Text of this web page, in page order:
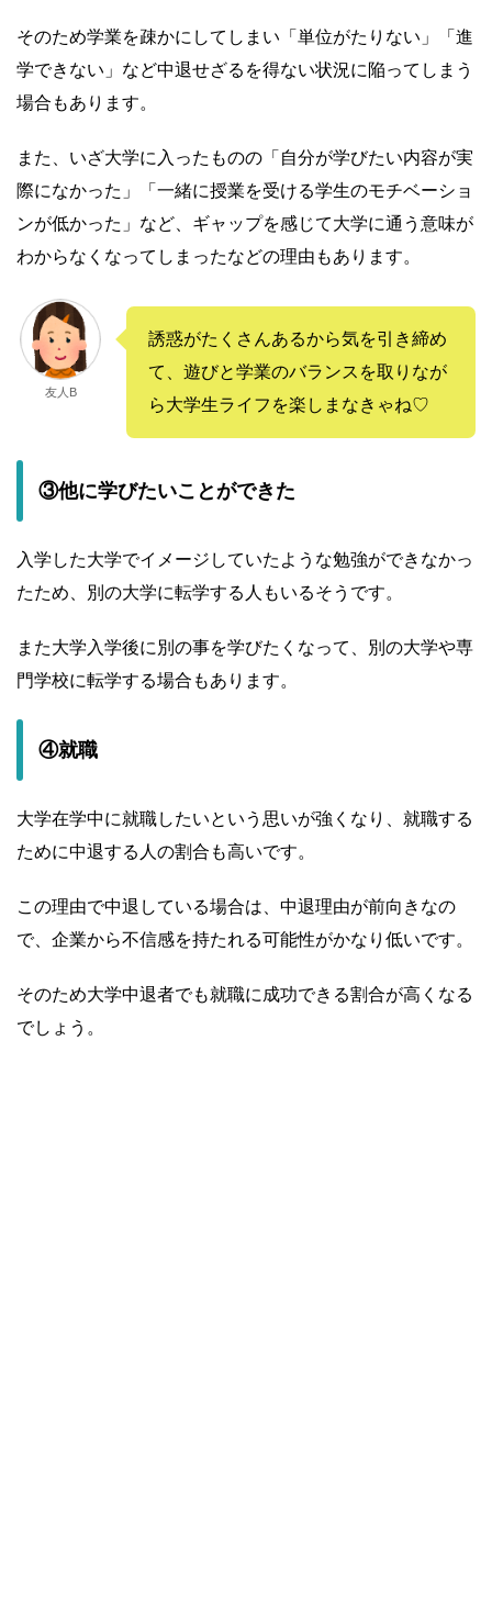
そのため学業を疎かにしてしまい「単位がたりない」「進
学できない」など中退せざるを得ない状況に陥ってしまう
場合もあります。
また、いざ大学に入ったものの「自分が学びたい内容が実
際になかった」「一緒に授業を受ける学生のモチベーショ
ンが低かった」など、ギャップを感じて大学に通う意味が
わからなくなってしまったなどの理由もあります。
友人B
誘惑がたくさんあるから気を引き締め
て、遊びと学業のバランスを取りなが
ら大学生ライフを楽しまなきゃね♡
③他に学びたいことができた
入学した大学でイメージしていたような勉強ができなかっ
たため、別の大学に転学する人もいるそうです。
また大学入学後に別の事を学びたくなって、別の大学や専
門学校に転学する場合もあります。
④就職
大学在学中に就職したいという思いが強くなり、就職する
ために中退する人の割合も高いです。
この理由で中退している場合は、中退理由が前向きなの
で、企業から不信感を持たれる可能性がかなり低いです。
そのため大学中退者でも就職に成功できる割合が高くなる
でしょう。